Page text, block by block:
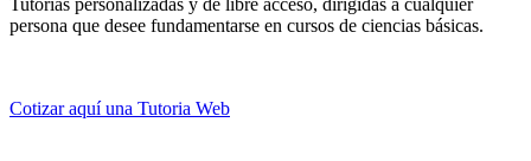
persona que desee fundamentarse en cursos de ciencias básicas.
Cotizar aquí una Tutoria Web